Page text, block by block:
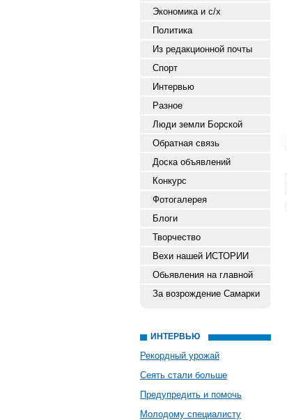
Экономика и с/х
Политика
Из редакционной почты
Спорт
Интервью
Разное
Люди земли Борской
Обратная связь
Доска объявлений
Конкурс
Фотогалерея
Блоги
Творчество
Вехи нашей ИСТОРИИ
Обьявления на главной
За возрождение Самарки
ИНТЕРВЬЮ
Рекордный урожай
Сеять стали больше
Предупредить и помочь
Молодому специалисту